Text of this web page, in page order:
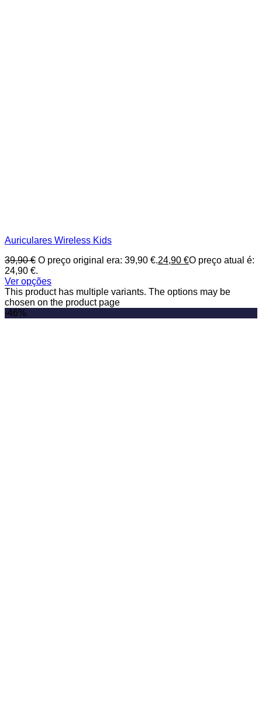
Auriculares Wireless Kids
39,90€ O preço original era: 39,90 €.24,90 €O preço atual é:
24,90 €.
Ver opções
This product has multiple variants. The options may be
chosen on the product page
-46%